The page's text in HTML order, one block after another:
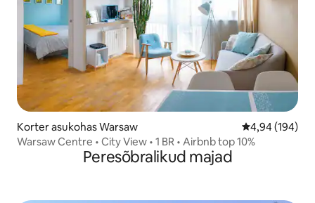
Korter asukohas Warsaw Keskmine
4,94 (194)
Warsaw Centre • City View • 1 BR • Airbnb top 10%
Peresõbralikud majad